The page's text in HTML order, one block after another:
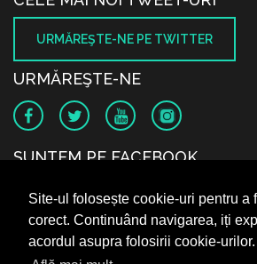
Site-ul folosește cookie-uri pentru a
corect. Continuând navigarea, iți
acordul asupra folosirii cookie-urilor.
URMĂREŞTE-NE PE TWITTER
URMĂREŞTE-NE
SUNTEM PE FACEBOOK